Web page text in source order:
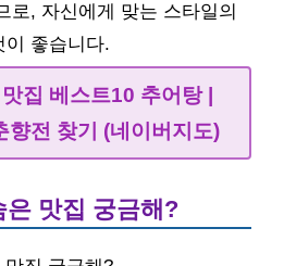
로, 자신에게 맞는 스타일의
이 좋습니다.
집 베스트10 추어탕 |
향전 찾기 (네이버지도)
은 맛집 궁금해?